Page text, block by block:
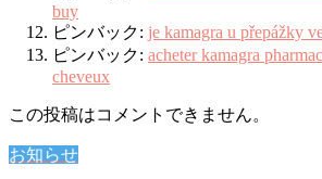
buy
ピンバック: je kamagra u přepážky
ピンバック: acheter kamagra
cheveux
この投稿はコメントできません。
お知らせ